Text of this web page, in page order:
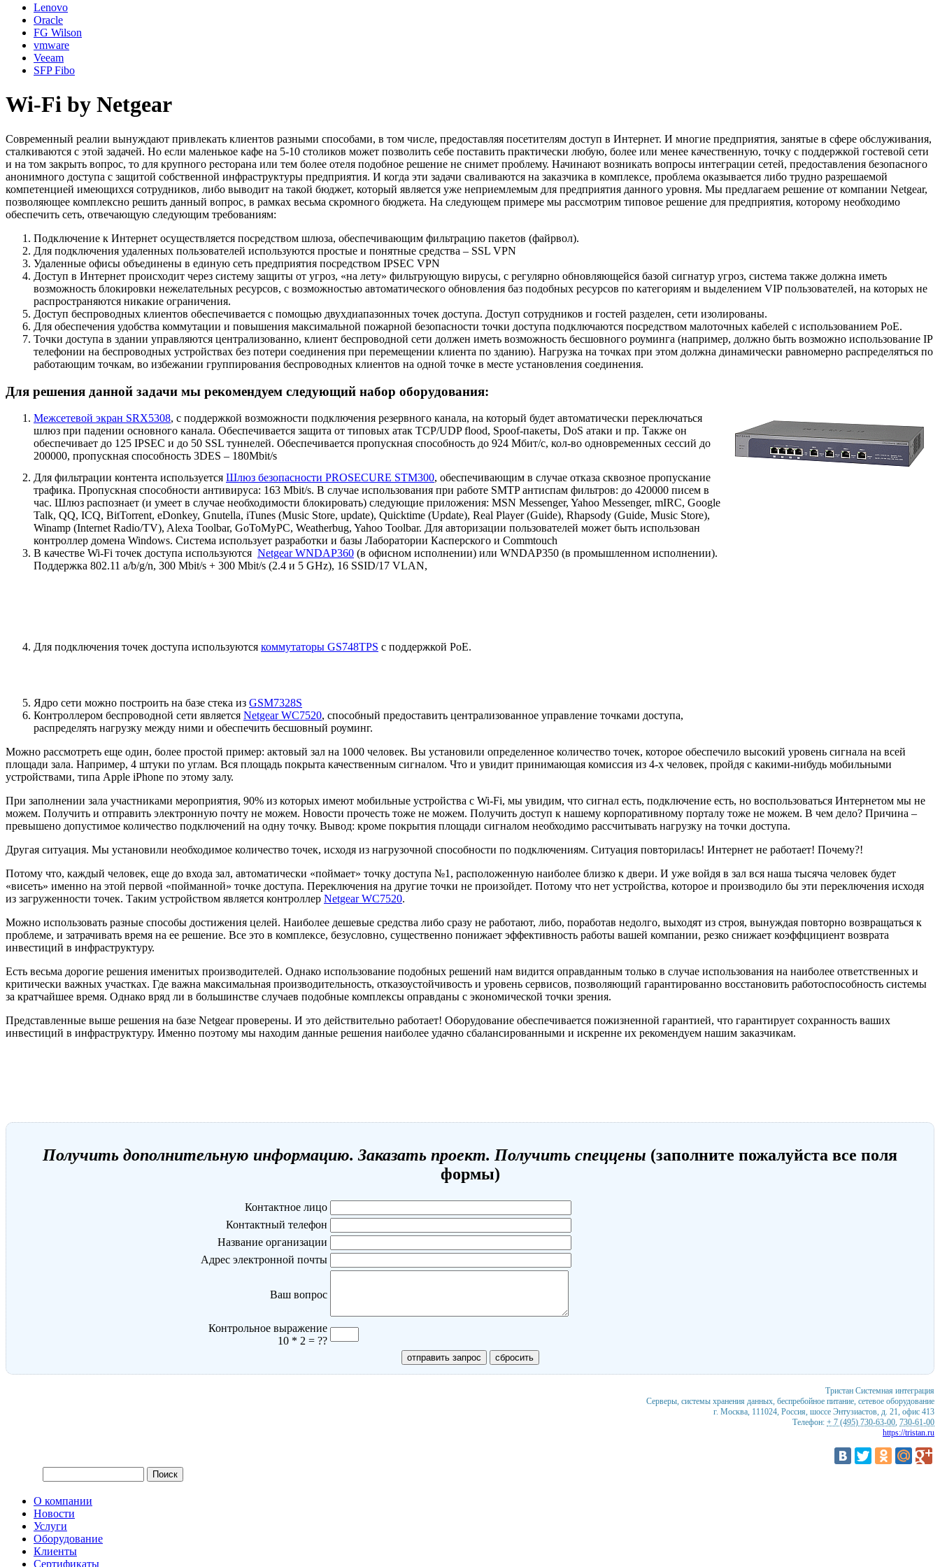
Lenovo
Oracle
FG Wilson
vmware
Veeam
SFP Fibo
Wi-Fi by Netgear
Современный реалии вынуждают привлекать клиентов разными способами, в том числе, предоставляя посетителям доступ в Интернет. И многие предприятия, занятые в сфере обслуживания,
сталкиваются с этой задачей. Но если маленькое кафе на 5-10 столиков может позволить себе поставить практически любую, более или менее качественную, точку с поддержкой гостевой сети
и на том закрыть вопрос, то для крупного ресторана или тем более отеля подобное решение не снимет проблему. Начинают возникать вопросы интеграции сетей, предоставления безопасного
анонимного доступа с защитой собственной инфраструктуры предприятия. И когда эти задачи сваливаются на заказчика в комплексе, проблема оказывается либо трудно разрешаемой
компетенцией имеющихся сотрудников, либо выводит на такой бюджет, который является уже неприемлемым для предприятия данного уровня. Мы предлагаем решение от компании Netgear,
позволяющее комплексно решить данный вопрос, в рамках весьма скромного бюджета. На следующем примере мы рассмотрим типовое решение для предприятия, которому необходимо
обеспечить сеть, отвечающую следующим требованиям:
Подключение к Интернет осуществляется посредством шлюза, обеспечивающим фильтрацию пакетов (файрвол).
Для подключения удаленных пользователей используются простые и понятные средства – SSL VPN
Удаленные офисы объединены в единую сеть предприятия посредством IPSEC VPN
Доступ в Интернет происходит через систему защиты от угроз, «на лету» фильтрующую вирусы, с регулярно обновляющейся базой сигнатур угроз, система также должна иметь
возможность блокировки нежелательных ресурсов, с возможностью автоматического обновления баз подобных ресурсов по категориям и выделением VIP пользователей, на которых не
распространяются никакие ограничения.
Доступ беспроводных клиентов обеспечивается с помощью двухдиапазонных точек доступа. Доступ сотрудников и гостей разделен, сети изолированы.
Для обеспечения удобства коммутации и повышения максимальной пожарной безопасности точки доступа подключаются посредством малоточных кабелей с использованием PoE.
Точки доступа в здании управляются централизованно, клиент беспроводной сети должен иметь возможность бесшовного роуминга (например, должно быть возможно использование IP
телефонии на беспроводных устройствах без потери соединения при перемещении клиента по зданию). Нагрузка на точках при этом должна динамически равномерно распределяться по
работающим точкам, во избежании группирования беспроводных клиентов на одной точке в месте установления соединения.
Для решения данной задачи мы рекомендуем следующий набор оборудования:
Межсетевой экран SRX5308, с поддержкой возможности подключения резервного канала, на который будет автоматически переключаться
шлюз при падении основного канала. Обеспечивается защита от типовых атак TCP/UDP flood, Spoof-пакеты, DoS атаки и пр. Также он
обеспечивает до 125 IPSEC и до 50 SSL туннелей. Обеспечивается пропускная способность до 924 Мбит/с, кол-во одновременных сессий до
200000, пропускная способность 3DES – 180Mbit/s
Для фильтрации контента используется Шлюз безопасности PROSECURE STM300, обеспечивающим в случае отказа сквозное пропускание
трафика. Пропускная способности антивируса: 163 Mbit/s. В случае использования при работе SMTP антиспам фильтров: до 420000 писем в
час. Шлюз распознает (и умеет в случае необходимости блокировать) следующие приложения: MSN Messenger, Yahoo Messenger, mIRC, Google
Talk, QQ, ICQ, BitTorrent, eDonkey, Gnutella, iTunes (Music Store, update), Quicktime (Update), Real Player (Guide), Rhapsody (Guide, Music Store),
Winamp (Internet Radio/TV), Alexa Toolbar, GoToMyPC, Weatherbug, Yahoo Toolbar. Для авторизации пользователей может быть использован
контроллер домена Windows. Система использует разработки и базы Лаборатории Касперского и Commtouch
В качестве Wi-Fi точек доступа используются Netgear WNDAP360 (в офисном исполнении) или WNDAP350 (в промышленном исполнении).
Поддержка 802.11 a/b/g/n, 300 Mbit/s + 300 Mbit/s (2.4 и 5 GHz), 16 SSID/17 VLAN,
Для подключения точек доступа используются коммутаторы GS748TPS с поддержкой PoE.
Ядро сети можно построить на базе стека из GSM7328S
Контроллером беспроводной сети является Netgear WC7520, способный предоставить централизованное управление точками доступа,
распределять нагрузку между ними и обеспечить бесшовный роуминг.
Можно рассмотреть еще один, более простой пример: актовый зал на 1000 человек. Вы установили определенное количество точек, которое обеспечило высокий уровень сигнала на всей
площади зала. Например, 4 штуки по углам. Вся площадь покрыта качественным сигналом. Что и увидит принимающая комиссия из 4-х человек, пройдя с какими-нибудь мобильными
устройствами, типа Apple iPhone по этому залу.
При заполнении зала участниками мероприятия, 90% из которых имеют мобильные устройства с Wi-Fi, мы увидим, что сигнал есть, подключение есть, но воспользоваться Интернетом мы не
можем. Получить и отправить электронную почту не можем. Новости прочесть тоже не можем. Получить доступ к нашему корпоративному порталу тоже не можем. В чем дело? Причина –
превышено допустимое количество подключений на одну точку. Вывод: кроме покрытия площади сигналом необходимо рассчитывать нагрузку на точки доступа.
Другая ситуация. Мы установили необходимое количество точек, исходя из нагрузочной способности по подключениям. Ситуация повторилась! Интернет не работает! Почему?!
Потому что, каждый человек, еще до входа зал, автоматически «поймает» точку доступа №1, расположенную наиболее близко к двери. И уже войдя в зал вся наша тысяча человек будет
«висеть» именно на этой первой «пойманной» точке доступа. Переключения на другие точки не произойдет. Потому что нет устройства, которое и производило бы эти переключения исходя
из загруженности точек. Таким устройством является контроллер Netgear WC7520.
Можно использовать разные способы достижения целей. Наиболее дешевые средства либо сразу не работают, либо, поработав недолго, выходят из строя, вынуждая повторно возвращаться к
проблеме, и затрачивать время на ее решение. Все это в комплексе, безусловно, существенно понижает эффективность работы вашей компании, резко снижает коэффцициент возврата
инвестиций в инфраструктуру.
Есть весьма дорогие решения именитых производителей. Однако использование подобных решений нам видится оправданным только в случае использования на наиболее ответственных и
критически важных участках. Где важна максимальная производительность, отказоустойчивость и уровень сервисов, позволяющий гарантированно восстановить работоспособность системы
за кратчайшее время. Однако вряд ли в большинстве случаев подобные комплексы оправданы с экономической точки зрения.
Представленные выше решения на базе Netgear проверены. И это действительно работает! Оборудование обеспечивается пожизненной гарантией, что гарантирует сохранность ваших
инвестиций в инфраструктуру. Именно поэтому мы находим данные решения наиболее удачно сбалансированными и искренне их рекомендуем нашим заказчикам.
Получить дополнительную информацию. Заказать проект. Получить спеццены (заполните пожалуйста все поля
формы)
Контактное лицо
Контактный телефон
Название организации
Адрес электронной почты
Ваш вопрос
Контрольное выражение
10 * 2 = ??
Тристан Системная интеграция
Серверы, системы хранения данных, беспребойное питание, сетевое оборудование
г. Москва, 111024, Россия, шоссе Энтузиастов, д. 21, офис 413
Телефон: + 7 (495) 730-63-00, 730-61-00
https://tristan.ru
О компании
Новости
Услуги
Оборудование
Клиенты
Сертификаты